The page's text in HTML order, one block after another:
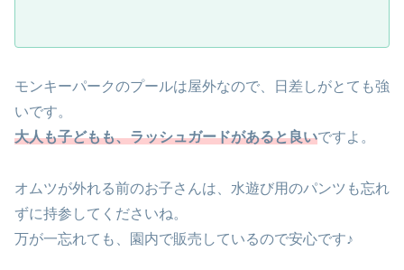
モンキーパークのプールは屋外なので、日差しがとても強
いです。
大人も子どもも、ラッシュガードがあると良いですよ。
オムツが外れる前のお子さんは、水遊び用のパンツも忘れ
ずに持参してくださいね。
万が一忘れても、園内で販売しているので安心です♪